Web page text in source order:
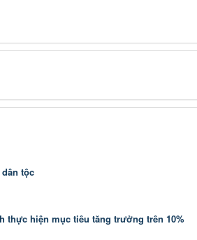
tộc
thực hiện mục tiêu tăng trưởng trên 10%